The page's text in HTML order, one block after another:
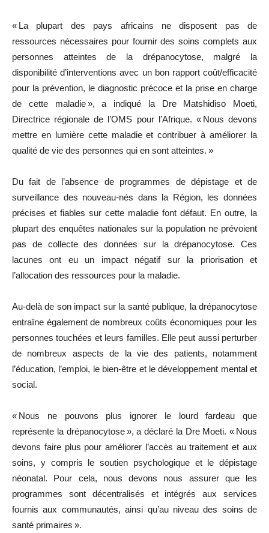
« La plupart des pays africains ne disposent pas de
ressources nécessaires pour fournir des soins complets aux
personnes atteintes de la drépanocytose, malgré la
disponibilité d’interventions avec un bon rapport coût/efficacité
pour la prévention, le diagnostic précoce et la prise en charge
de cette maladie », a indiqué la Dre Matshidiso Moeti,
Directrice régionale de l’OMS pour l’Afrique. « Nous devons
mettre en lumière cette maladie et contribuer à améliorer la
qualité de vie des personnes qui en sont atteintes. »
Du fait de l’absence de programmes de dépistage et de
surveillance des nouveau-nés dans la Région, les données
précises et fiables sur cette maladie font défaut. En outre, la
plupart des enquêtes nationales sur la population ne prévoient
pas de collecte des données sur la drépanocytose. Ces
lacunes ont eu un impact négatif sur la priorisation et
l’allocation des ressources pour la maladie.
Au-delà de son impact sur la santé publique, la drépanocytose
entraîne également de nombreux coûts économiques pour les
personnes touchées et leurs familles. Elle peut aussi perturber
de nombreux aspects de la vie des patients, notamment
l’éducation, l’emploi, le bien-être et le développement mental et
social.
« Nous ne pouvons plus ignorer le lourd fardeau que
représente la drépanocytose », a déclaré la Dre Moeti. « Nous
devons faire plus pour améliorer l’accès au traitement et aux
soins, y compris le soutien psychologique et le dépistage
néonatal. Pour cela, nous devons nous assurer que les
programmes sont décentralisés et intégrés aux services
fournis aux communautés, ainsi qu’au niveau des soins de
santé primaires ».